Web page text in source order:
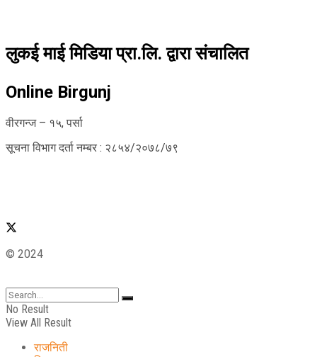
लुकई माई मिडिया प्रा.लि. द्वारा संचालित
Online Birgunj
वीरगन्ज – १५, पर्सा
सूचना विभाग दर्ता नम्बर : २८५४/२०७८/७९
© 2024
No Result
View All Result
राजनिती